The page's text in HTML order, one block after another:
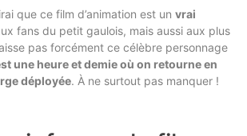
que ce film d’animation est un vrai
fans du petit gaulois, mais aussi aux plus
pas forcément ce célèbre personnage
une heure et demie où on retourne en
déployée. À ne surtout pas manquer !